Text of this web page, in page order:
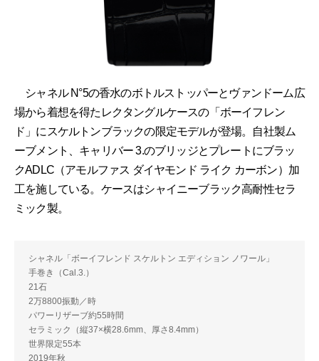
シャネル N°5の香水のボトルストッパーとヴァンドーム広
場から着想を得たレクタングルケースの「ボーイフレン
ド」にスケルトンブラックの限定モデルが登場。自社製ム
ーブメント、キャリバー 3.のブリッジとプレートにブラッ
クADLC（アモルファス ダイヤモンド ライク カーボン）加
工を施している。ケースはシャイニーブラック高耐性セラ
ミック製。
シャネル「ボーイフレンド スケルトン エディション ノワール」
手巻き（Cal.3.）
21石
2万8800振動／時
パワーリザーブ約55時間
セラミック（縦37×横28.6mm、厚さ8.4mm）
世界限定55本
2019年秋